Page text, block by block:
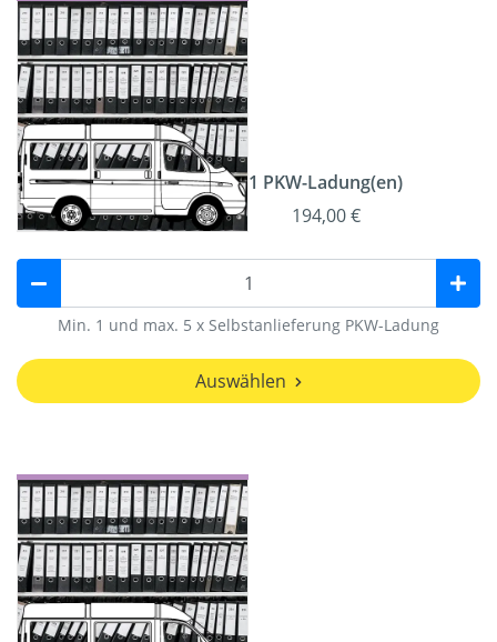
1 PKW-Ladung(en)
194,00 €
Min. 1 und max. 5 x Selbstanlieferung PKW-Ladung
Auswählen